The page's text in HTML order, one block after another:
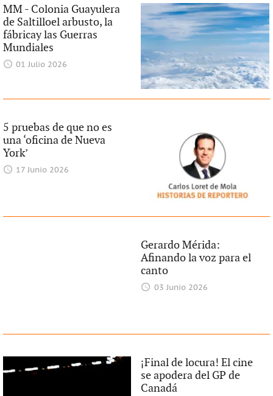
MM - Colonia Guayulera
de Saltilloel arbusto, la
fábricay las Guerras
Mundiales
01 Julio 2026
5 pruebas de que no es
una ‘oficina de Nueva
York’
17 Junio 2026
Gerardo Mérida:
Afinando la voz para el
canto
03 Junio 2026
¡Final de locura! El cine
se apodera del GP de
Canadá